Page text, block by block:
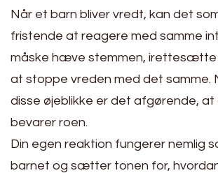
Når et barn bliver vredt, kan det
fristende at reagere med samme
måske hæve stemmen, irettesætte
at stoppe vreden med det samme.
disse øjeblikke er det afgørende, at
bevarer roen.
Din egen reaktion fungerer nemlig
barnet og sætter tonen for,